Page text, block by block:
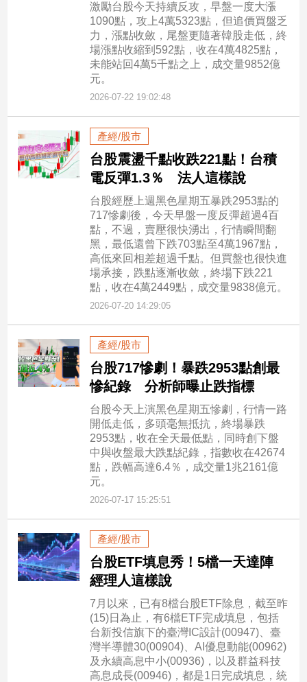
媒
體
點】
激勵台股今天持續反攻，早盤一度大漲
1090點，攻上4萬5323點，但追價買盤乏
力，漲點收斂，尾盤更隨著韓股走低，終
場漲點收縮到592點，收在4萬4825點，
未能站回4萬5千點之上，成交量9852億
元。
2026-07-22 19:02:48
產經/股市
台股震盪千點收跌221點！台積
電反彈1.3％ 法人這樣說
台股經歷上週黑色星期五暴跌2953點的
717慘劇後，今天早盤一度反彈超過4百
點，不過，賣壓很快湧出，行情瞬間翻
黑，最低還曾下跌703點至4萬1967點，
高低來回相差超過千點。但買盤也很快進
場承接，跌點逐漸收斂，終場下跌221
點，收在4萬2449點，成交量9838億元。
2026-07-20 14:29:05
產經/股市
台股717慘劇！暴跌2953點創最
慘紀錄 分析師曝止跌指標
台股今天上演黑色星期五慘劇，行情一路
開低走低，多頭毫無抵抗，終場暴跌
2953點，收在全天最低點，同時創下盤
中與收盤最大跌點紀錄，指數收在42674
點，跌幅高達6.4％，成交量1兆2161億
元。
2026-07-17 15:25:51
產經/股市
台股ETF填息秀！5檔一天達陣
經理人這樣說
7月以來，已有8檔台股ETF除息，截至昨
(15)日為止，有6檔ETF完成填息，包括
台新投信旗下的臺灣IC設計(00947)、臺
灣半導體30(00904)、AI優息動能(00962)
及永續高息中小(00936)，以及群益科技
高息成長(00946)，都是1日完成填息，統